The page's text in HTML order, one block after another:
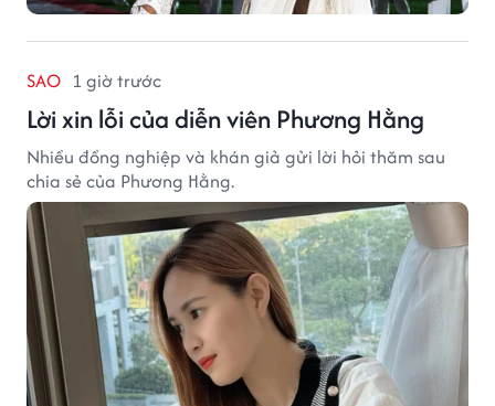
SAO 1 giờ trước
Lời xin lỗi của diễn viên Phương Hằng
Nhiều đồng nghiệp và khán giả gửi lời hỏi thăm sau
chia sẻ của Phương Hằng.